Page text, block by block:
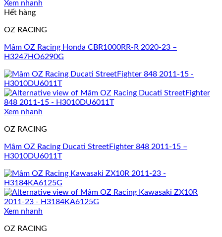
Xem nhanh
Hết hàng
OZ RACING
Mâm OZ Racing Honda CBR1000RR-R 2020-23 –
H3247HO6290G
Xem nhanh
OZ RACING
Mâm OZ Racing Ducati StreetFighter 848 2011-15 –
H3010DU6011T
Xem nhanh
OZ RACING